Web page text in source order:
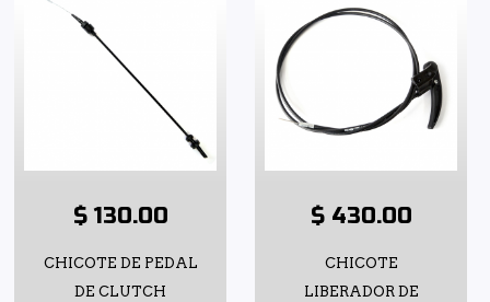
$ 130.00
CHICOTE DE PEDAL
DE CLUTCH
$ 430.00
CHICOTE
LIBERADOR DE